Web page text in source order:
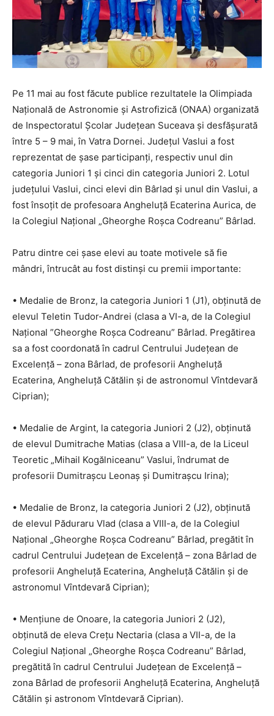
Pe 11 mai au fost făcute publice rezultatele la Olimpiada
Națională de Astronomie și Astrofizică (ONAA) organizată
de Inspectoratul Școlar Județean Suceava și desfășurată
între 5 – 9 mai, în Vatra Dornei. Județul Vaslui a fost
reprezentat de șase participanți, respectiv unul din
categoria Juniori 1 și cinci din categoria Juniori 2. Lotul
județului Vaslui, cinci elevi din Bârlad și unul din Vaslui, a
fost însoțit de profesoara Angheluță Ecaterina Aurica, de
la Colegiul Național „Gheorghe Roșca Codreanu” Bârlad.
Patru dintre cei șase elevi au toate motivele să fie
mândri, întrucât au fost distinși cu premii importante:
• Medalie de Bronz, la categoria Juniori 1 (J1), obținută de
elevul Teletin Tudor-Andrei (clasa a VI-a, de la Colegiul
Național ”Gheorghe Roșca Codreanu” Bârlad. Pregătirea
sa a fost coordonată în cadrul Centrului Județean de
Excelență – zona Bârlad, de profesorii Angheluță
Ecaterina, Angheluță Cătălin și de astronomul Vîntdevară
Ciprian);
• Medalie de Argint, la categoria Juniori 2 (J2), obținută
de elevul Dumitrache Matias (clasa a VIII-a, de la Liceul
Teoretic „Mihail Kogălniceanu” Vaslui, îndrumat de
profesorii Dumitrașcu Leonaș și Dumitrașcu Irina);
• Medalie de Bronz, la categoria Juniori 2 (J2), obținută
de elevul Păduraru Vlad (clasa a VIII-a, de la Colegiul
Național „Gheorghe Roșca Codreanu” Bârlad, pregătit în
cadrul Centrului Județean de Excelență – zona Bârlad de
profesorii Angheluță Ecaterina, Angheluță Cătălin și de
astronomul Vîntdevară Ciprian);
• Mențiune de Onoare, la categoria Juniori 2 (J2),
obținută de eleva Crețu Nectaria (clasa a VII-a, de la
Colegiul Național „Gheorghe Roșca Codreanu” Bârlad,
pregătită în cadrul Centrului Județean de Excelență –
zona Bârlad de profesorii Angheluță Ecaterina, Angheluță
Cătălin și astronom Vîntdevară Ciprian).